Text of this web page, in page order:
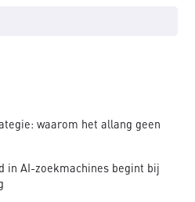
waarom het allang geen
in AI-zoekmachines begint bij